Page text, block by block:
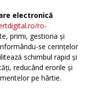
electronică
ro-
primi, gestiona și
se cerințelor
schimbul rapid și
reducând erorile și
pe hârtie.